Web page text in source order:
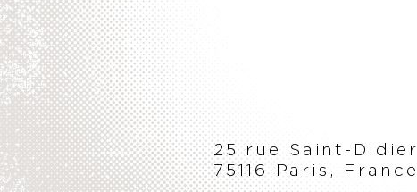
25 rue Saint-Didier
75116 Paris, France